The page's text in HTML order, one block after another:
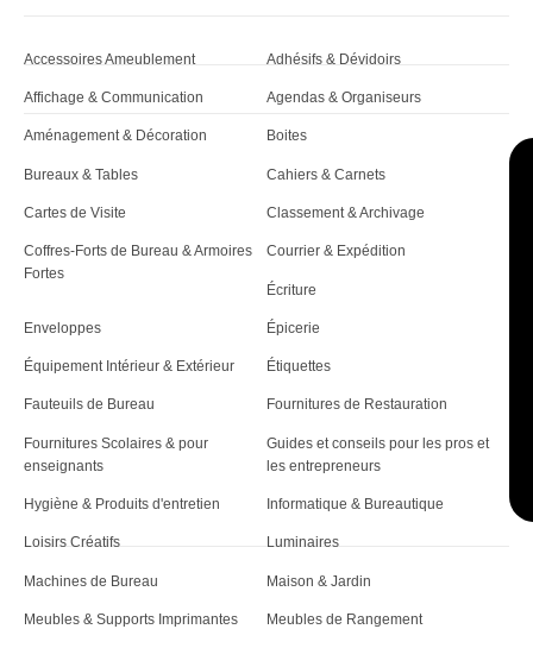
Accessoires Ameublement Adhésifs & Dévidoirs
Affichage & Communication Agendas & Organiseurs
Aménagement & Décoration Boites
Bureaux & Tables Cahiers & Carnets
Cartes de Visite Classement & Archivage
Coffres-Forts de Bureau & Armoires
Fortes
Courrier & Expédition
Écriture
Enveloppes Épicerie
Équipement Intérieur & Extérieur Étiquettes
Fauteuils de Bureau Fournitures de Restauration
Fournitures Scolaires & pour
enseignants
Guides et conseils pour les pros et
les entrepreneurs
Hygiène & Produits d'entretien Informatique & Bureautique
Loisirs Créatifs Luminaires
Machines de Bureau Maison & Jardin
Meubles & Supports Imprimantes Meubles de Rangement